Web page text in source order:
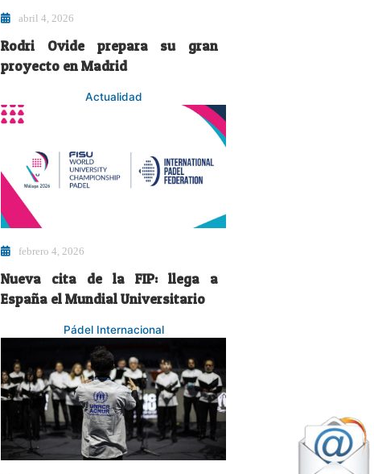
abril 4, 2026
Rodri Ovide prepara su gran
proyecto en Madrid
Actualidad
febrero 4, 2026
Nueva cita de la FIP: llega a
España el Mundial Universitario
Pádel Internacional